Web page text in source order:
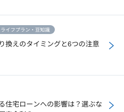
ライフプラン・豆知識
換えのタイミングと6つの注意
住宅ローンへの影響は？選ぶな